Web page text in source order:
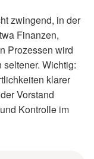
zwingend, in der
Finanzen,
Prozessen wird
Wichtig:
klarer
Vorstand
Kontrolle im